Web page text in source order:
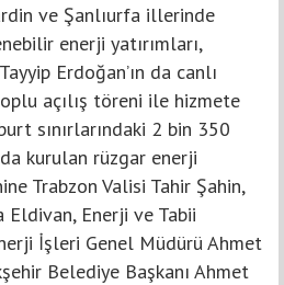
ve Şanlıurfa illerinde
enerji yatırımları,
Erdoğan’ın da canlı
açılış töreni ile hizmete
sınırlarındaki 2 bin 350
kurulan rüzgar enerji
Trabzon Valisi Tahir Şahin,
Enerji ve Tabii
İşleri Genel Müdürü Ahmet
Belediye Başkanı Ahmet